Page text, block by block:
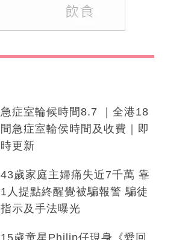
急症室輪候時間8.7 ｜全港18
間急症室輪侯時間及收費｜即
時更新
43歲家庭主婦痛失近7千萬 靠
1人提點終醒覺被騙報警 騙徒
指示及手法曝光